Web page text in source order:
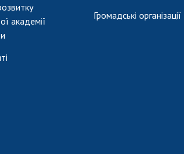
академії
Громадські організації